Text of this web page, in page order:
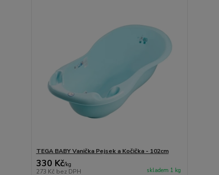
TEGA BABY Vanička Pejsek a Kočička - 102cm
330 Kč/kg
273 Kč bez DPH skladem 1 kg